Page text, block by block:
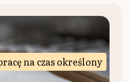
na czas określony